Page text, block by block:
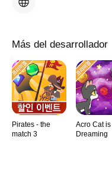
Más del desarrollador
Pirates - the
match 3
Acro Cat is
Dreaming